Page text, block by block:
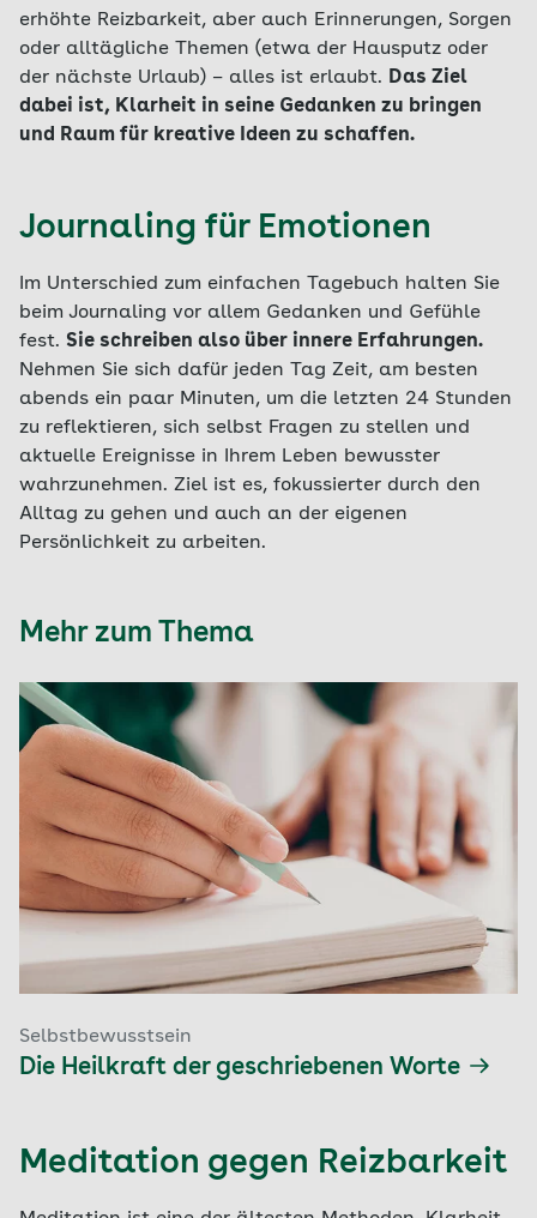
erhöhte Reizbarkeit, aber auch Erinnerungen, Sorgen
oder alltägliche Themen (etwa der Hausputz oder
der nächste Urlaub) – alles ist erlaubt. Das Ziel
dabei ist, Klarheit in seine Gedanken zu bringen
und Raum für kreative Ideen zu schaffen.
Journaling für Emotionen
Im Unterschied zum einfachen Tagebuch halten Sie
beim Journaling vor allem Gedanken und Gefühle
fest. Sie schreiben also über innere Erfahrungen.
Nehmen Sie sich dafür jeden Tag Zeit, am besten
abends ein paar Minuten, um die letzten 24 Stunden
zu reflektieren, sich selbst Fragen zu stellen und
aktuelle Ereignisse in Ihrem Leben bewusster
wahrzunehmen. Ziel ist es, fokussierter durch den
Alltag zu gehen und auch an der eigenen
Persönlichkeit zu arbeiten.
Mehr zum Thema
Selbstbewusstsein
Die Heilkraft der geschriebenen Worte
Meditation gegen Reizbarkeit